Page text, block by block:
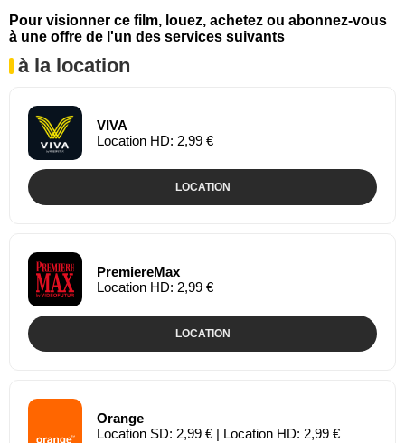
Pour visionner ce film, louez, achetez ou abonnez-vous
à une offre de l'un des services suivants
à la location
VIVA
Location HD: 2,99 €
LOCATION
PremiereMax
Location HD: 2,99 €
LOCATION
Orange
Location SD: 2,99 € | Location HD: 2,99 €